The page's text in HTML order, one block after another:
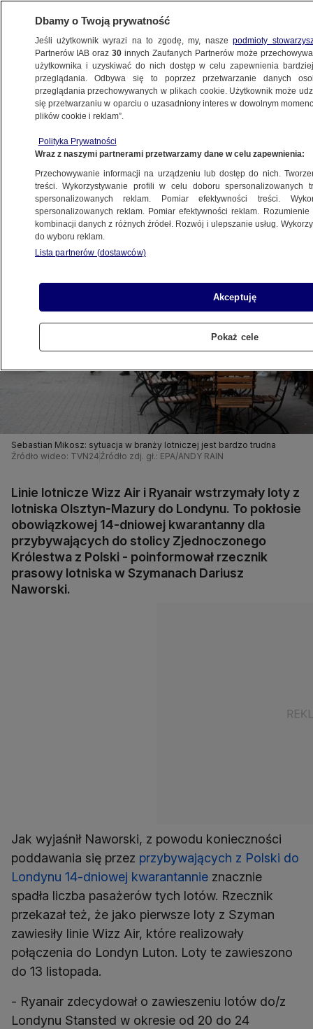
BIZNES
Z KRAJU
"drastycznie ograniczyła popyt i sprzedaż
biletów"
20.10.2020, 12:15
Udostępnij
Sebastian Mikosz: sytuacja w branży lotniczej jest bardzo trudna
Źródło wideo: TVN24 Źródło zdj. gł.: EPA/ANDY RAIN
Linie lotnicze Wizz Air i Ryanair wstrzymały loty z
lotniska Olsztyn-Mazury do Londynu. To pokłosie
obowiązkowej 14-dniowej kwarantanny dla
przybywających do stolicy Zjednoczonego
Królestwa z Polski - poinformował rzecznik
prasowy lotniska w Szymanach Dariusz
Naworski.
Jak wyjaśnił Naworski, z powodu konieczności
poddawania się przez przybywających z Polski do
Londynu 14-dniowej kwarantannie znacznie
spadła liczba pasażerów tych lotów. Rzecznik
przekazał też, że jako pierwsze loty z Szyman
zawiesiły linie Wizz Air, które realizowały
połączenia do Londyn Luton. Loty te zawieszono
do 13 listopada.
- Ryanair zdecydował o zawieszeniu lotów do/z
Londynu Stansted w okresie od 20 do 24
Dbamy o Twoją prywatność
Jeśli użytkownik wyrazi na to zgodę, my, naszepodmioty
Partnerów IAB oraz30 innych Zaufanych Partnerów może
użytkownika i uzyskiwać do nich dostęp w celu zapewnienia
przeglądania. Odbywa się to poprzez przetwarzanie danych
przeglądania przechowywanych w plikach cookie. Użytkownik może
się przetwarzaniu w oparciu o uzasadniony interes w dowolnym
plików cookie i reklam”.
Polityka Prywatności
Wraz z naszymi partnerami przetwarzamy dane w celu zapewnienia:
Przechowywanie informacji na urządzeniu lub dostęp do nich.
treści. Wykorzystywanie profili w celu doboru spersonalizowanych
spersonalizowanych reklam. Pomiar efektywności treści.
spersonalizowanych reklam. Pomiar efektywności reklam.
kombinacji danych z różnych źródeł. Rozwój i ulepszanie usług.
do wyboru reklam.
Lista partnerów (dostawców)
Akceptuję
Pokaż cele